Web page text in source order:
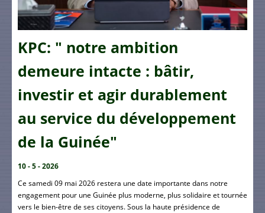
KPC: " notre ambition
demeure intacte : bâtir,
investir et agir durablement
au service du développement
de la Guinée"
10 - 5 - 2026
Ce samedi 09 mai 2026 restera une date importante dans notre
engagement pour une Guinée plus moderne, plus solidaire et tournée
vers le bien-être de ses citoyens. Sous la haute présidence de